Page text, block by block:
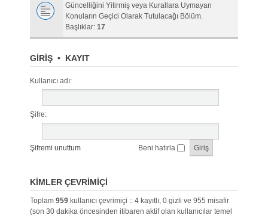
Güncelliğini Yitirmiş veya Kurallara Uymayan
Konuların Geçici Olarak Tutulacağı Bölüm.
Başlıklar: 17
GIRIŞ• KAYIT
Kullanıcı adı:
Şifre:
Şifremi unuttum Beni hatırla
KIMLER ÇEVRIMIÇI
Toplam 959kullanıcı çevrimiçi :: 4 kayıtlı, 0 gizli ve 955 misafir
(son 30 dakika öncesinden itibaren aktif olan kullanıcılar temel